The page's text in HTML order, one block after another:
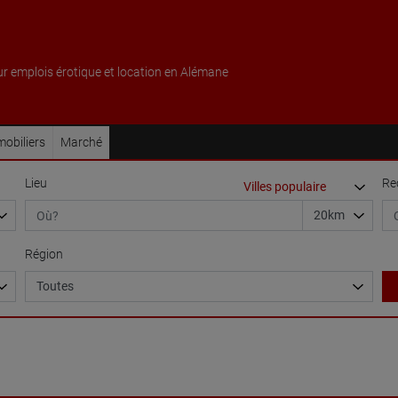
emplois érotique et location en Alémane
Marché
Lieu
Région